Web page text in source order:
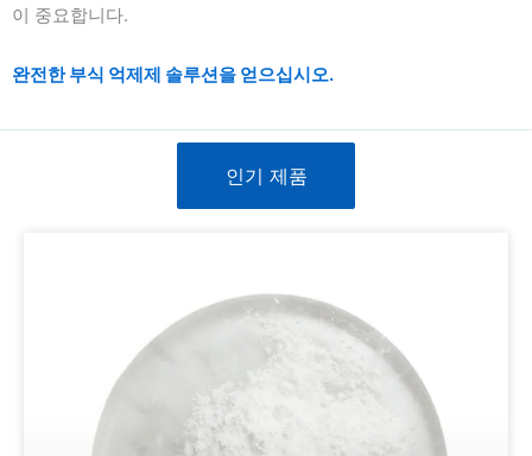
이 중요합니다.
완전한 부식 억제제 솔루션을 얻으십시오.
인기 제품